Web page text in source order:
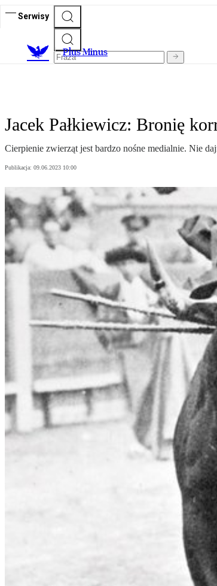
Serwisy
Plus Minus
Jacek Pałkiewicz: Bronię
Cierpienie zwierząt jest bardzo nośne medialnie. Nie
Publikacja: 09.06.2023 10:00